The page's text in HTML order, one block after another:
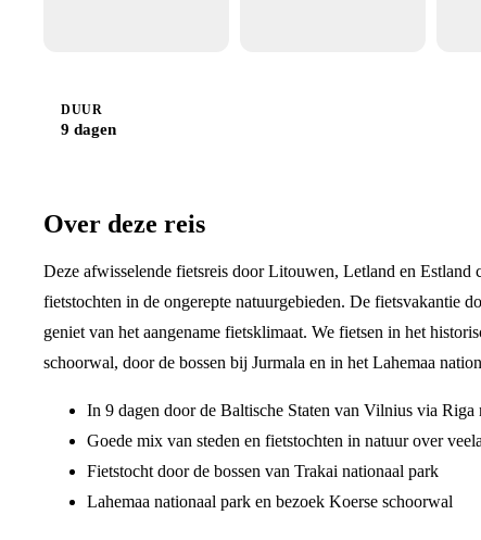
DUUR
9 dagen
Over deze reis
Deze afwisselende fietsreis door Litouwen, Letland en
fietstochten in de ongerepte natuurgebieden. De fietsvakantie
geniet van het aangename fietsklimaat. We fietsen in het
schoorwal, door de bossen bij Jurmala en in het Lahemaa
In 9 dagen door de Baltische Staten van Vilnius via Riga
Goede mix van steden en fietstochten in natuur over
Fietstocht door de bossen van Trakai nationaal park
Lahemaa nationaal park en bezoek Koerse schoorwal